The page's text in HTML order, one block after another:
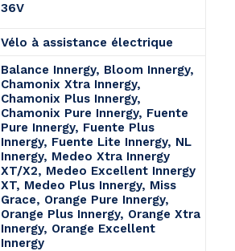
36V
Vélo à assistance électrique
Balance Innergy, Bloom Innergy,
Chamonix Xtra Innergy,
Chamonix Plus Innergy,
Chamonix Pure Innergy, Fuente
Pure Innergy, Fuente Plus
Innergy, Fuente Lite Innergy, NL
Innergy, Medeo Xtra Innergy
XT/X2, Medeo Excellent Innergy
XT, Medeo Plus Innergy, Miss
Grace, Orange Pure Innergy,
Orange Plus Innergy, Orange Xtra
Innergy, Orange Excellent
Innergy